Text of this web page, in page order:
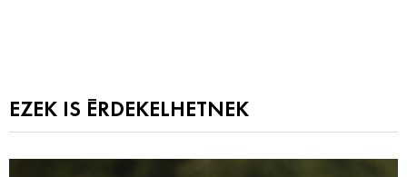
EZEK IS ÉRDEKELHETNEK